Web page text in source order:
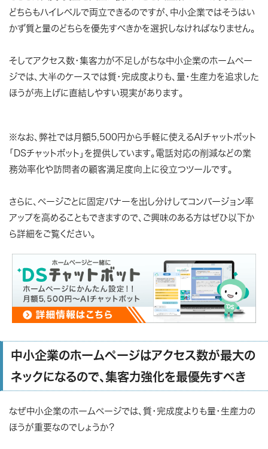
どちらもハイレベルで両立できるのですが、中小企業ではそうはい
かず質と量のどちらを優先すべきかを選択しなければなりません。
そしてアクセス数・集客力が不足しがちな中小企業のホームペー
ジでは、大半のケースでは質・完成度よりも、量・生産力を追求した
ほうが売上げに直結しやすい現実があります。
※なお、弊社では月額5,500円から手軽に使えるAIチャットボット
「DSチャットボット」を提供しています。電話対応の削減などの業
務効率化や訪問者の顧客満足度向上に役立つツールです。
さらに、ページごとに固定バナーを出し分けしてコンバージョン率
アップを高めることもできますので、ご興味のある方はぜひ以下か
ら詳細をご覧ください。
中小企業のホームページはアクセス数が最大の
ネックになるので、集客力強化を最優先すべき
なぜ中小企業のホームページでは、質・完成度よりも量・生産力の
ほうが重要なのでしょうか？